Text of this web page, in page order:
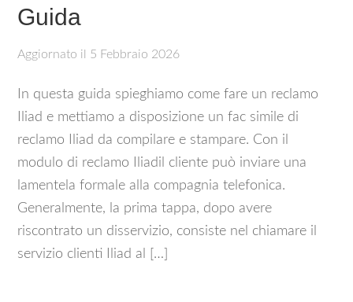
Guida
Aggiornato il 5 Febbraio 2026
In questa guida spieghiamo come fare un reclamo
Iliad e mettiamo a disposizione un fac simile di
reclamo Iliad da compilare e stampare. Con il
modulo di reclamo Iliadil cliente può inviare una
lamentela formale alla compagnia telefonica.
Generalmente, la prima tappa, dopo avere
riscontrato un disservizio, consiste nel chiamare il
servizio clienti Iliad al […]